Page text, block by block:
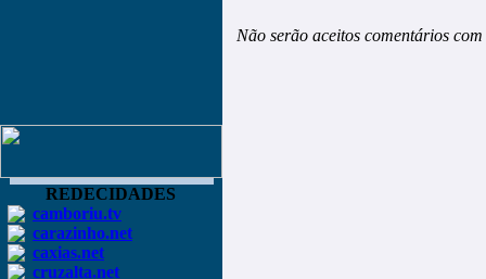
REDECIDADES
camboriu.tv
carazinho.net
caxias.net
cruzalta.net
Não serão aceitos comentários